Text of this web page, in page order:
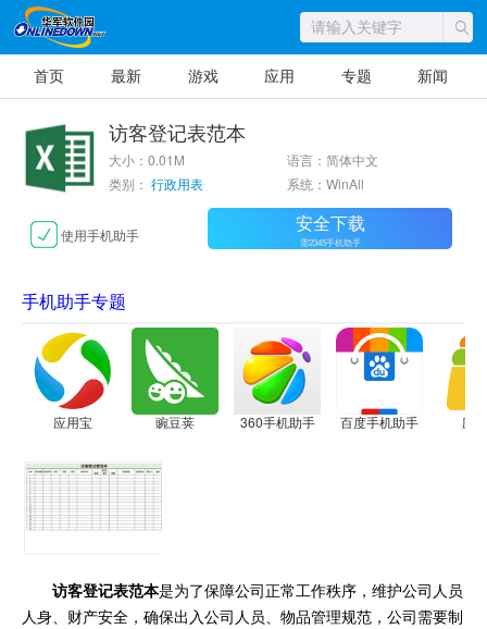
首页 最新 游戏 应用 专题 新闻
访客登记表范本
大小：0.01M
语言：简体中文
类别： 行政用表 系统：WinAll
使用手机助手 安全下载
需2345手机助手
手机助手专题
应用宝 豌豆荚 360手机助手 百度手机助手 应
访客登记表范本是为了保障公司正常工作秩序，维护公司人员
人身、财产安全，确保出入公司人员、物品管理规范，公司需要制